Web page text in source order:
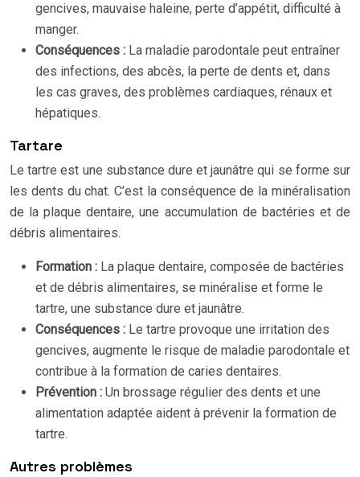
gencives, mauvaise haleine, perte d’appétit, difficulté à
manger.
Conséquences : La maladie parodontale peut entraîner
des infections, des abcès, la perte de dents et, dans
les cas graves, des problèmes cardiaques, rénaux et
hépatiques.
Tartare
Le tartre est une substance dure et jaunâtre qui se forme sur
les dents du chat. C’est la conséquence de la minéralisation
de la plaque dentaire, une accumulation de bactéries et de
débris alimentaires.
Formation : La plaque dentaire, composée de bactéries
et de débris alimentaires, se minéralise et forme le
tartre, une substance dure et jaunâtre.
Conséquences : Le tartre provoque une irritation des
gencives, augmente le risque de maladie parodontale et
contribue à la formation de caries dentaires.
Prévention : Un brossage régulier des dents et une
alimentation adaptée aident à prévenir la formation de
tartre.
Autres problèmes